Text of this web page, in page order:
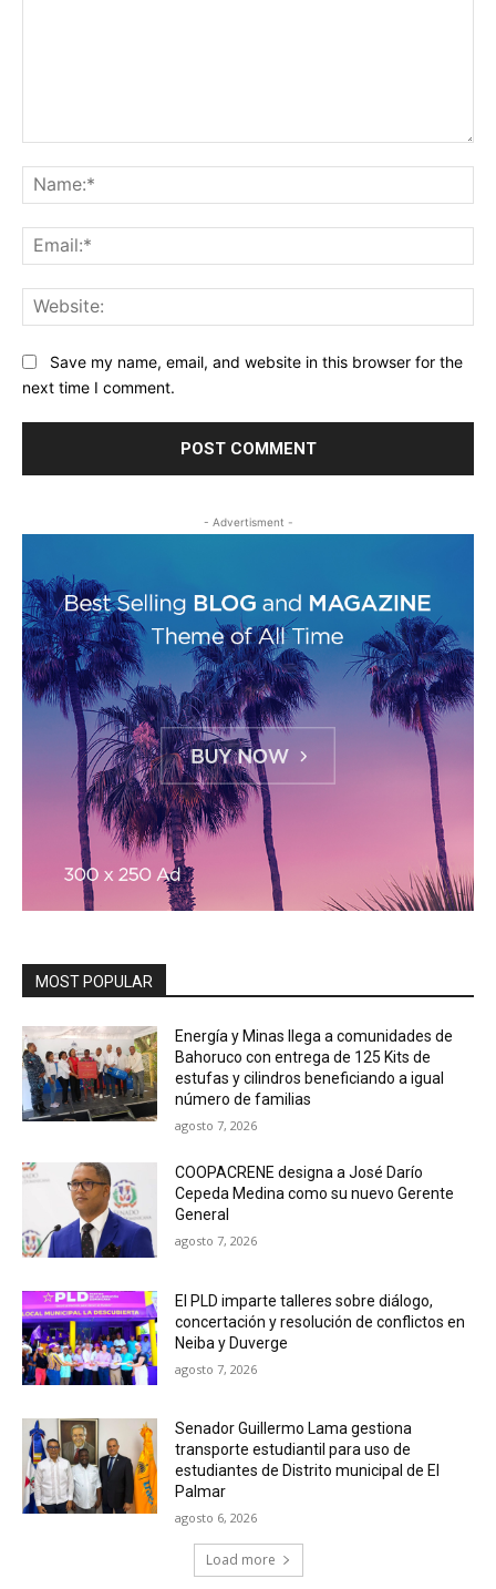
Save my name, email, and website in this browser for the
next time I comment.
- Advertisment -
MOST POPULAR
Energía y Minas llega a comunidades de
Bahoruco con entrega de 125 Kits de
estufas y cilindros beneficiando a igual
número de familias
agosto 7, 2026
COOPACRENE designa a José Darío
Cepeda Medina como su nuevo Gerente
General
agosto 7, 2026
El PLD imparte talleres sobre diálogo,
concertación y resolución de conflictos en
Neiba y Duverge
agosto 7, 2026
Senador Guillermo Lama gestiona
transporte estudiantil para uso de
estudiantes de Distrito municipal de El
Palmar
agosto 6, 2026
Load more